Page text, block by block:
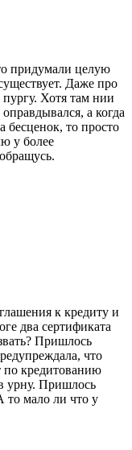
придумали целую
Даже про
Хотя там нии
а когда
бесценок, то просто
у более
к кредиту и
два сертификата
Пришлось
что
по кредитованию
урну. Пришлось
то мало ли что у